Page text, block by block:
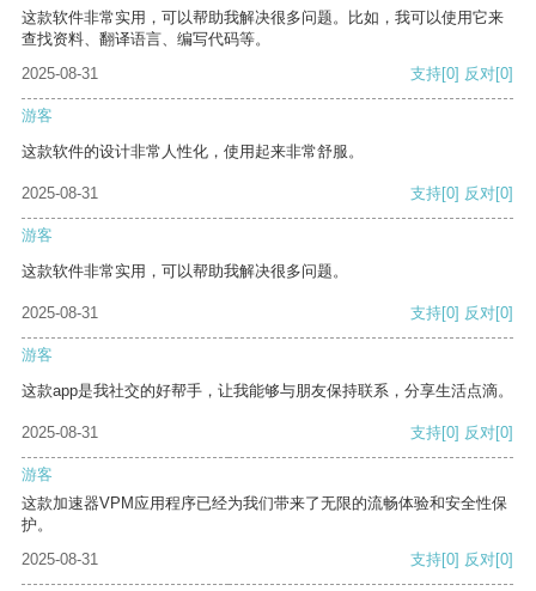
这款软件非常实用，可以帮助我解决很多问题。比如，我可以使用它来
查找资料、翻译语言、编写代码等。
2025-08-31
支持[0] 反对[0]
游客
这款软件的设计非常人性化，使用起来非常舒服。
2025-08-31 支持[0] 反对[0]
游客
这款软件非常实用，可以帮助我解决很多问题。
2025-08-31 支持[0] 反对[0]
游客
这款app是我社交的好帮手，让我能够与朋友保持联系，分享生活点滴。
2025-08-31 支持[0] 反对[0]
游客
这款加速器VPM应用程序已经为我们带来了无限的流畅体验和安全性保
护。
2025-08-31
支持[0] 反对[0]